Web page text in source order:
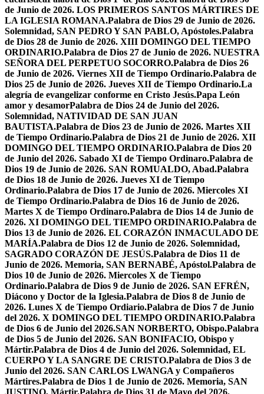
de Junio de 2026. LOS PRIMEROS SANTOS MÁRTIRES DE
LA IGLESIA ROMANA.Palabra de Dios 29 de Junio de 2026.
Solemnidad, SAN PEDRO Y SAN PABLO, Apóstoles.Palabra
de Dios 28 de Junio de 2026. XIII DOMINGO DEL TIEMPO
ORDINARIO.Palabra de Dios 27 de Junio de 2026. NUESTRA
SEÑORA DEL PERPETUO SOCORRO.Palabra de Dios 26
de Junio de 2026. Viernes XII de Tiempo Ordinario.Palabra de
Dios 25 de Junio de 2026. Jueves XII de Tiempo Ordinario.La
alegría de evangelizar conforme en Cristo Jesús.Papa León
amor y desamorPalabra de Dios 24 de Junio del 2026.
Solemnidad, NATIVIDAD DE SAN JUAN
BAUTISTA.Palabra de Dios 23 de Junio de 2026. Martes XII
de Tiempo Ordinario.Palabra de Dios 21 de Junio de 2026. XII
DOMINGO DEL TIEMPO ORDINARIO.Palabra de Dios 20
de Junio del 2026. Sabado XI de Tiempo Ordinaro.Palabra de
Dios 19 de Junio de 2026. SAN ROMUALDO, Abad.Palabra
de Dios 18 de Junio de 2026. Jueves XI de Tiempo
Ordinario.Palabra de Dios 17 de Junio de 2026. Miercoles XI
de Tiempo Ordinario.Palabra de Dios 16 de Junio de 2026.
Martes X de Tiempo Ordinaro.Palabra de Dios 14 de Junio de
2026. XI DOMINGO DEL TIEMPO ORDINARIO.Palabra de
Dios 13 de Junio de 2026. EL CORAZÓN INMACULADO DE
MARÍA.Palabra de Dios 12 de Junio de 2026. Solemnidad,
SAGRADO CORAZÓN DE JESÚS.Palabra de Dios 11 de
Junio de 2026. Memoria, SAN BERNABÉ, Apóstol.Palabra de
Dios 10 de Junio de 2026. Miercoles X de Tiempo
Ordinario.Palabra de Dios 9 de Junio de 2026. SAN EFRÉN,
Diácono y Doctor de la Iglesia.Palabra de Dios 8 de Junio de
2026. Lunes X de Tiempo Ordiario.Palabra de Dios 7 de Junio
del 2026. X DOMINGO DEL TIEMPO ORDINARIO.Palabra
de Dios 6 de Junio del 2026.SAN NORBERTO, Obispo.Palabra
de Dios 5 de Junio del 2026. SAN BONIFACIO, Obispo y
Mártir.Palabra de Dios 4 de Junio del 2026. Solemnidad, EL
CUERPO Y LA SANGRE DE CRISTO.Palabra de Dios 3 de
Junio del 2026. SAN CARLOS LWANGA y Compañeros
Mártires.Palabra de Dios 1 de Junio de 2026. Memoria, SAN